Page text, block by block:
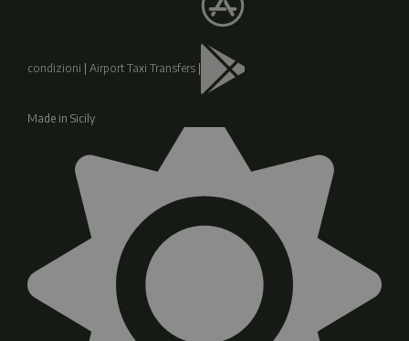
condizioni | Airport Taxi Transfers |
Made in Sicily